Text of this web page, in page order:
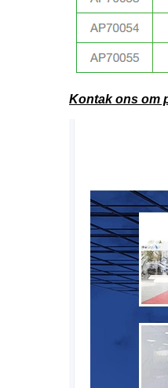
Kontak ons ​​om